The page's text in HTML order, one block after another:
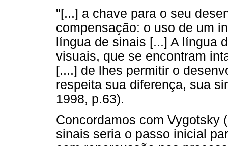
"[...] a chave para o seu
compensação: o uso de um
língua de sinais [...] A língua
visuais, que se encontram
[....] de lhes permitir o
respeita sua diferença, sua
1998, p.63).
Concordamos com Vygotsky
sinais seria o passo inicial